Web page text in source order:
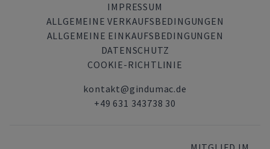
IMPRESSUM
ALLGEMEINE VERKAUFSBEDINGUNGEN
ALLGEMEINE EINKAUFSBEDINGUNGEN
DATENSCHUTZ
COOKIE-RICHTLINIE
kontakt@gindumac.de
+49 631 343738 30